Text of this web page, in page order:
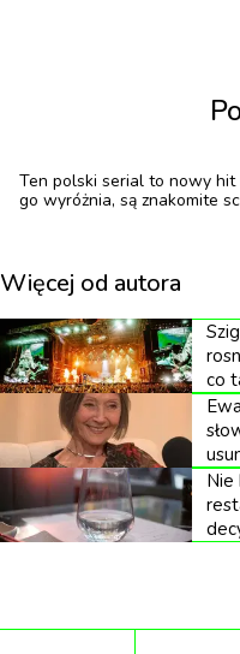
Ten polski serial to nowy hit
go wyróżnia, są znakomite
Więcej od autora
co
Nie